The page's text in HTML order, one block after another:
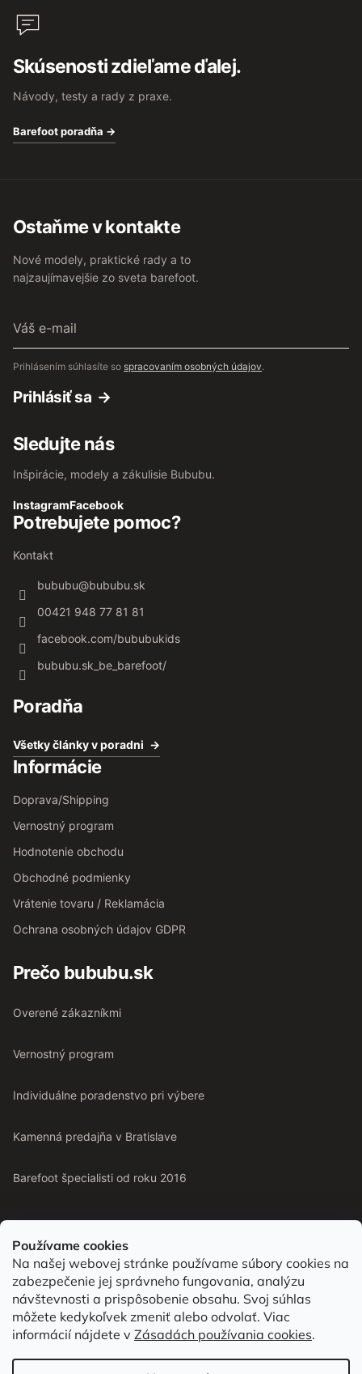
Používame cookies
Na našej webovej stránke používame súbory cookies na
zabezpečenie jej správneho fungovania, analýzu
návštevnosti a prispôsobenie obsahu. Svoj súhlas
môžete kedykoľvek zmeniť alebo odvolať. Viac
informácií nájdete v Zásadách používania cookies.
Skúsenosti zdieľame ďalej.
Návody, testy a rady z praxe.
Barefoot poradňa →
Ostaňme v kontakte
Nové modely, praktické rady a to
najzaujímavejšie zo sveta barefoot.
e-
mail
Prihlásením súhlasíte so spracovaním osobných údajov.
Prihlásiť sa
Sledujte nás
Inšpirácie, modely a zákulisie Bububu.
InstagramFacebook
Potrebujete pomoc?
Kontakt
bububu@bububu.sk
00421 948 77 81 81
facebook.com/bububukids
bububu.sk_be_barefoot/
Poradňa
Všetky články v poradni
Informácie
Doprava/Shipping
Vernostný program
Hodnotenie obchodu
Obchodné podmienky
Vrátenie tovaru / Reklamácia
Ochrana osobných údajov GDPR
Prečo bububu.sk
Overené zákazníkmi
Vernostný program
Individuálne poradenstvo pri výbere
Kamenná predajňa v Bratislave
Barefoot špecialisti od roku 2016
Od roku 2016 pomáhame vyberať barefoot topánky podľa
chodidla. Nájdete nás aj v predajni v Bratislave.
Vytvoril Shoptet